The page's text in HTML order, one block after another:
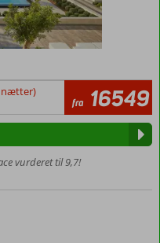
nætter)
fra 16549
vurderet til 9,7!